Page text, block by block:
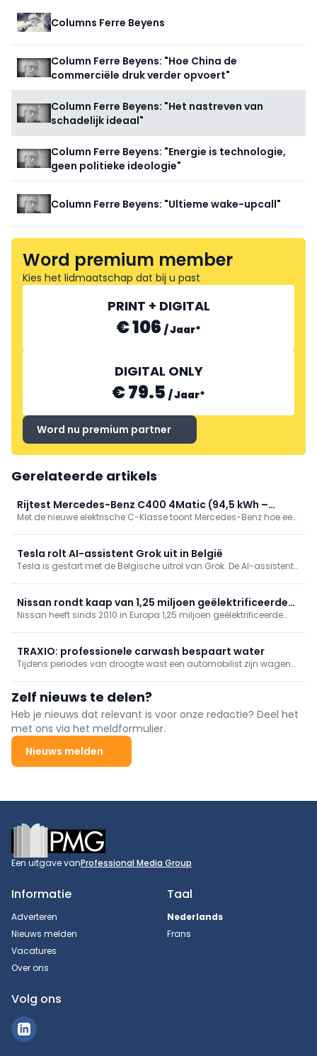
Columns Ferre Beyens
Column Ferre Beyens: "Hoe China de
commerciële druk verder opvoert"
Column Ferre Beyens: "Het nastreven van
schadelijk ideaal"
Column Ferre Beyens: "Energie is technologie,
geen politieke ideologie"
Column Ferre Beyens: "Ultieme wake-upcall"
Word premium member
Kies het lidmaatschap dat bij u past
PRINT + DIGITAL
€ 106 /Jaar*
DIGITAL ONLY
€ 79.5 /Jaar*
Word nu premium partner
Gerelateerde artikels
Rijtest Mercedes-Benz C400 4Matic (94,5 kWh –
360 kW/489 pk)
Met de nieuwe elektrische C-Klasse toont Mercedes-Benz hoe een
prestaties, efficiëntie, comfort en technologie.
Tesla rolt AI-assistent Grok uit in België
Tesla is gestart met de Belgische uitrol van Grok. De AI-assistent
Nissan rondt kaap van 1,25 miljoen geëlektrificeerde
wagens
Nissan heeft sinds 2010 in Europa 1,25 miljoen geëlektrificeerde
het merk zijn aanbod verder uit.
TRAXIO: professionele carwash bespaart water
Tijdens periodes van droogte wast een automobilist zijn wagen
het verontreinigde afvalwater.
Zelf nieuws te delen?
Heb je nieuws dat relevant is voor onze redactie? Deel het
met ons via het meldformulier.
Nieuws melden
Footer
Een uitgave vanProfessional Media Group
Informatie
Adverteren
Nieuws melden
Vacatures
Over ons
Taal
Nederlands
Frans
Volg ons